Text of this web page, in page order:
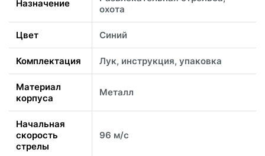
Назначение
охота
Цвет Синий
Комплектация Лук, инструкция, упаковка
Материал
корпуса
Металл
Начальная
скорость
стрелы
96 м/с